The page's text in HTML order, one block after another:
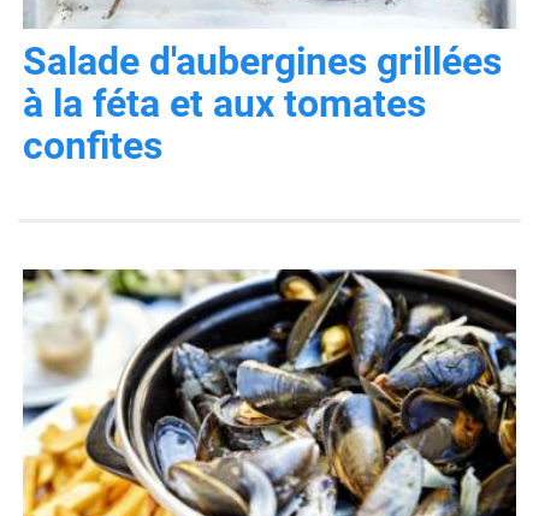
Salade d'aubergines grillées
à la féta et aux tomates
confites